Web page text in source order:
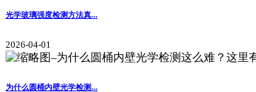
光学玻璃强度检测方法真...
2026-04-01
为什么圆桶内壁光学检测...